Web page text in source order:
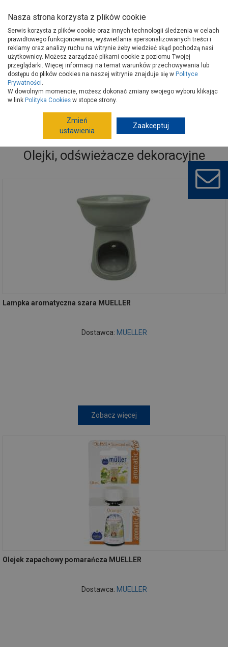
Strona główna Wyposażenie Dekoracje
Dekoracja wnętrz
Olejki, odświeżacze dekoracyjne
Olejki, odświeżacze dekoracyjne
Lampka aromatyczna szara MUELLER
Dostawca: MUELLER
Zobacz więcej
Olejek zapachowy pomarańcza MUELLER
Dostawca: MUELLER
Nasza strona korzysta z plików cookie
Serwis korzysta z plików cookie oraz innych technologii śledzenia w celach
prawidłowego funkcjonowania, wyświetlania spersonalizowanych treści i
reklamy oraz analizy ruchu na witrynie żeby wiedzieć skąd pochodzą nasi
użytkownicy. Możesz zarządzać plikami cookie z poziomu Twojej
przeglądarki. Więcej informacji na temat warunków przechowywania lub
dostępu do plików cookies na naszej witrynie znajduje się w Polityce
Prywatności.
W dowolnym momencie, możesz dokonać zmiany swojego wyboru klikając
w link Polityka Cookies w stopce strony.
Zmień
ustawienia
Zaakceptuj